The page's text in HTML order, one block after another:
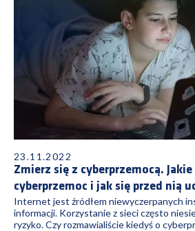
23.11.2022
Zmierz się z cyberprzemocą.
cyberprzemoc i jak się przed nią
Internet jest źródłem niewyczerpanych
informacji. Korzystanie z sieci często
ryzyko. Czy rozmawialiście kiedyś o